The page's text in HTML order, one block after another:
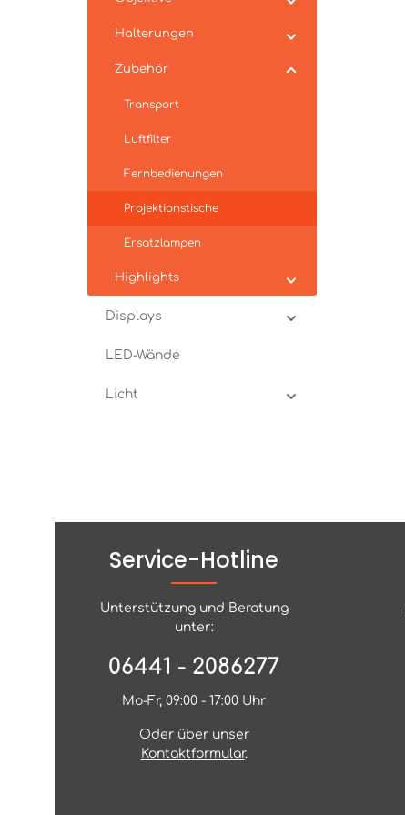
Halterungen
Zubehör
Transport
Luftfilter
Fernbedienungen
Projektionstische
Ersatzlampen
Highlights
Displays
LED-Wände
Licht
Service-Hotline
Unterstützung und Beratung
unter:
06441 - 2086277
Mo-Fr, 09:00 - 17:00 Uhr
Oder über unser
Kontaktformular.